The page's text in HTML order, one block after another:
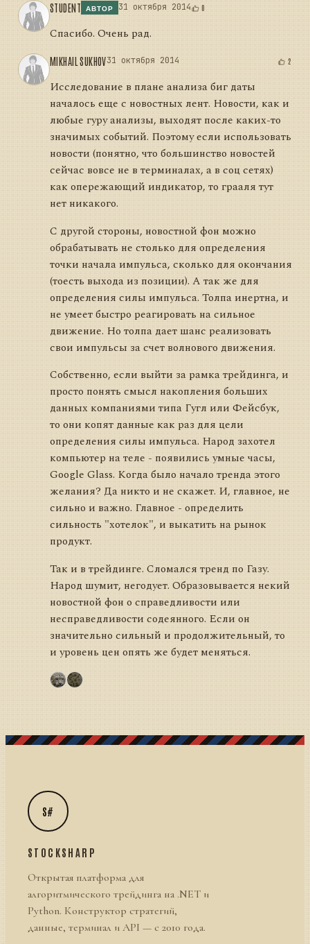
STUDENT АВТОР 31 октября 2014 0
Спасибо. Очень рад.
MIKHAIL SUKHOV31 октября 2014 2
Исследование в плане анализа биг даты
началось еще с новостных лент. Новости, как и
любые гуру анализы, выходят после каких-то
значимых событий. Поэтому если использовать
новости (понятно, что большинство новостей
сейчас вовсе не в терминалах, а в соц сетях)
как опережающий индикатор, то грааля тут
нет никакого.
С другой стороны, новостной фон можно
обрабатывать не столько для определения
точки начала импульса, сколько для окончания
(тоесть выхода из позиции). А так же для
определения силы импульса. Толпа инертна, и
не умеет быстро реагировать на сильное
движение. Но толпа дает шанс реализовать
свои импульсы за счет волнового движения.
Собственно, если выйти за рамка трейдинга, и
просто понять смысл накопления больших
данных компаниями типа Гугл или Фейсбук,
то они копят данные как раз для цели
определения силы импульса. Народ захотел
компьютер на теле - появились умные часы,
Google Glass. Когда было начало тренда этого
желания? Да никто и не скажет. И, главное, не
сильно и важно. Главное - определить
сильность "хотелок", и выкатить на рынок
продукт.
Так и в трейдинге. Сломался тренд по Газу.
Народ шумит, негодует. Образовывается некий
новостной фон о справедливости или
несправедливости содеянного. Если он
значительно сильный и продолжительный, то
и уровень цен опять же будет меняться.
S#
STOCKSHARP
Открытая платформа для
алгоритмического трейдинга на .NET и
Python. Конструктор стратегий,
данные, терминал и API — с 2010 года.